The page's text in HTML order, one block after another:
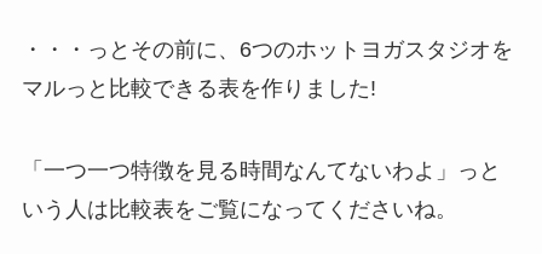
・・・っとその前に、6つのホットヨガスタジオを
マルっと比較できる表を作りました!
「一つ一つ特徴を見る時間なんてないわよ」っと
いう人は比較表をご覧になってくださいね。